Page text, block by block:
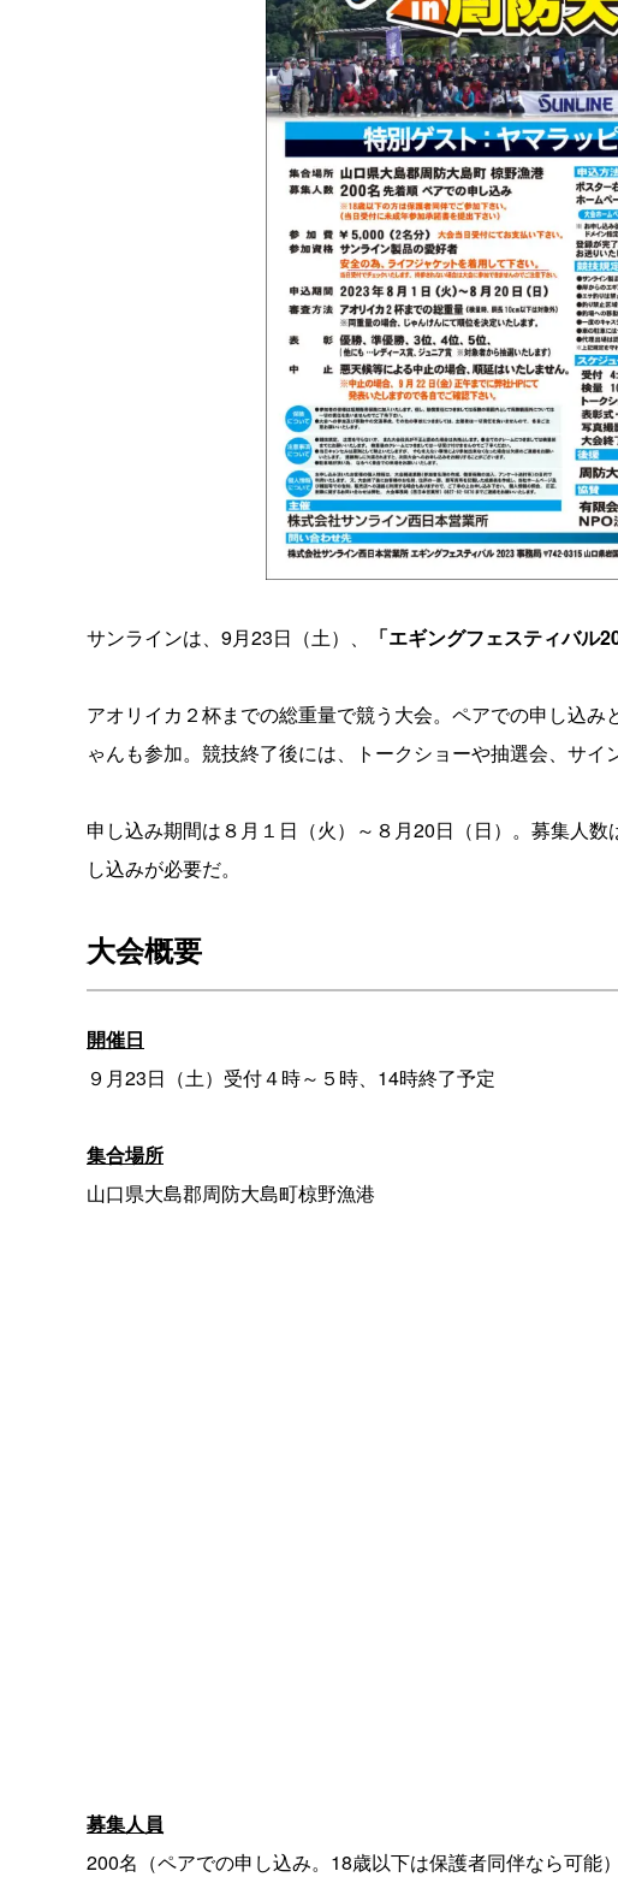
サンラインは、9月23日（土）、 「エギングフェスティバル
アオリイカ２杯までの総重量で競う大会。ペアでの申し込
ゃんも参加。競技終了後には、トークショーや抽選会、サイ
申し込み期間は８月１日（火）～８月20日（日）。募集人
し込みが必要だ。
大会概要
開催日
９月23日（土）受付４時～５時、14時終了予定
集合場所
山口県大島郡周防大島町椋野漁港
募集人員
200名（ペアでの申し込み。18歳以下は保護者同伴なら可能）